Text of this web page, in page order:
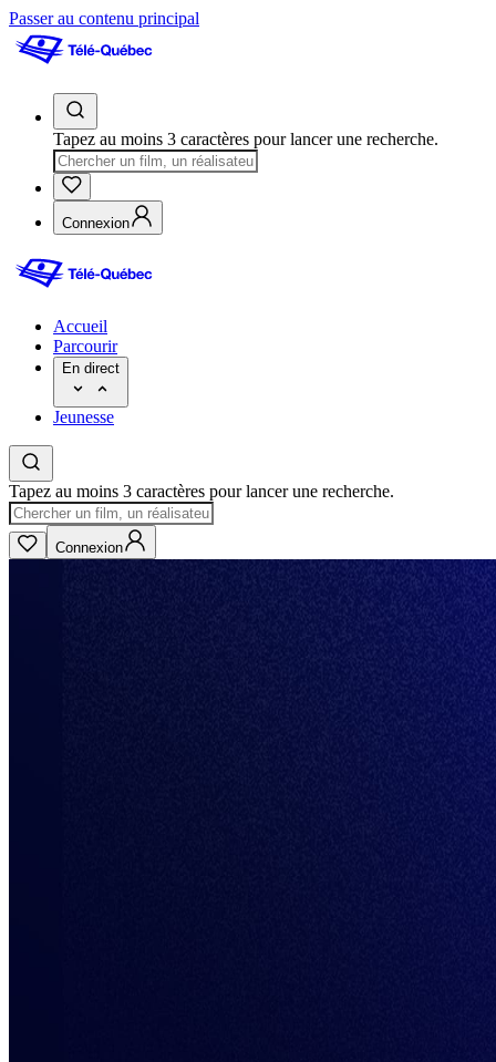
Passer au contenu principal
Tapez au moins 3 caractères pour lancer une recherche.
Connexion
Accueil
Parcourir
En direct
Jeunesse
Tapez au moins 3 caractères pour lancer une recherche.
Connexion